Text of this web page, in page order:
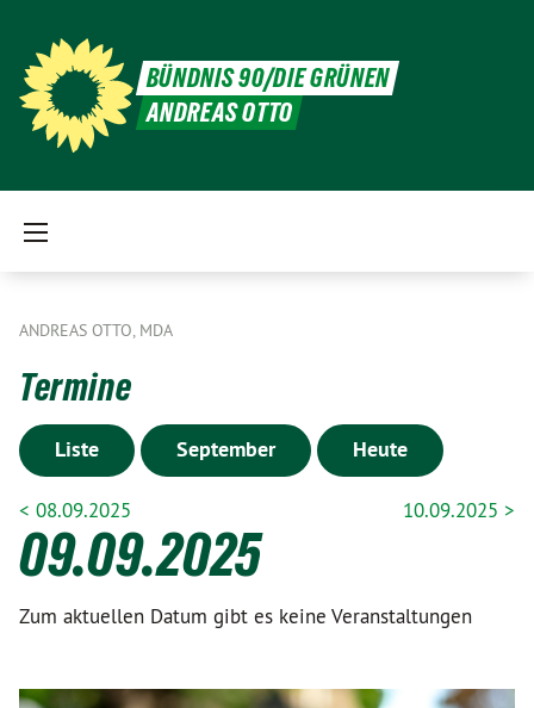
BÜNDNIS 90/DIE GRÜNEN
ANDREAS OTTO
ANDREAS OTTO, MDA
Termine
Liste September Heute
< 08.09.2025 10.09.2025 >
09.09.2025
Zum aktuellen Datum gibt es keine Veranstaltungen